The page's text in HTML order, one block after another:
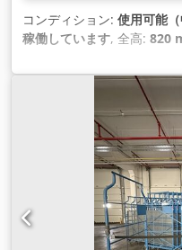
コンディション: 使用可能（
稼働しています, 全高: 820
,